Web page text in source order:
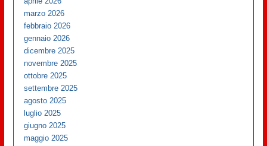
marzo 2026
febbraio 2026
gennaio 2026
dicembre 2025
novembre 2025
ottobre 2025
settembre 2025
agosto 2025
luglio 2025
giugno 2025
maggio 2025